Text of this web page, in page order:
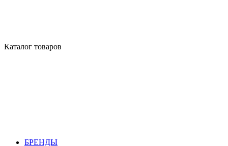
Каталог товаров
БРЕНДЫ